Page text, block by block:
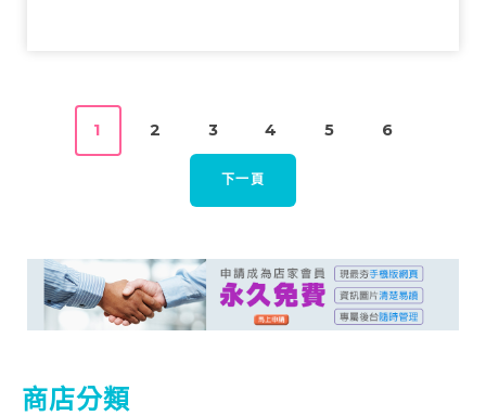
1 2 3 4 5 6
下一頁
商店分類